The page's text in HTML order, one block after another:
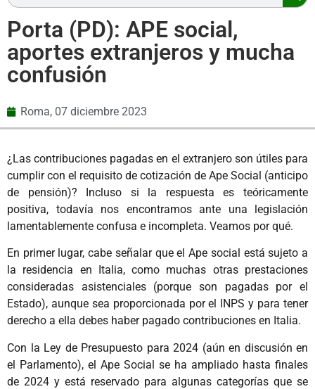
Porta (PD): APE social,
aportes extranjeros y mucha
confusión
Roma, 07 diciembre 2023
¿Las contribuciones pagadas en el extranjero son útiles para
cumplir con el requisito de cotización de Ape Social (anticipo
de pensión)? Incluso si la respuesta es teóricamente
positiva, todavía nos encontramos ante una legislación
lamentablemente confusa e incompleta. Veamos por qué.
En primer lugar, cabe señalar que el Ape social está sujeto a
la residencia en Italia, como muchas otras prestaciones
consideradas asistenciales (porque son pagadas por el
Estado), aunque sea proporcionada por el INPS y para tener
derecho a ella debes haber pagado contribuciones en Italia.
Con la Ley de Presupuesto para 2024 (aún en discusión en
el Parlamento), el Ape Social se ha ampliado hasta finales
de 2024 y está reservado para algunas categorías que se